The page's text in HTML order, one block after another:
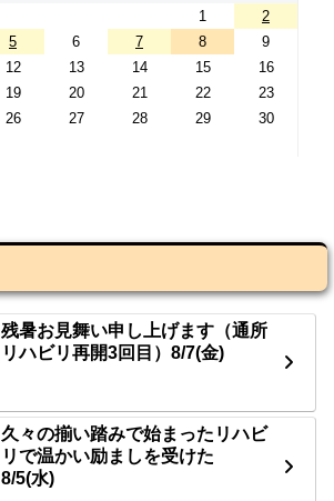
1
2
5 6 7 8
9
12 13 14 15
16
19 20 21 22
23
26 27 28 29
30
残暑お見舞い申し上げます（通所
リハビリ再開3回目）8/7(金)
久々の揃い踏みで始まったリハビ
リで温かい励ましを受けた
8/5(水)